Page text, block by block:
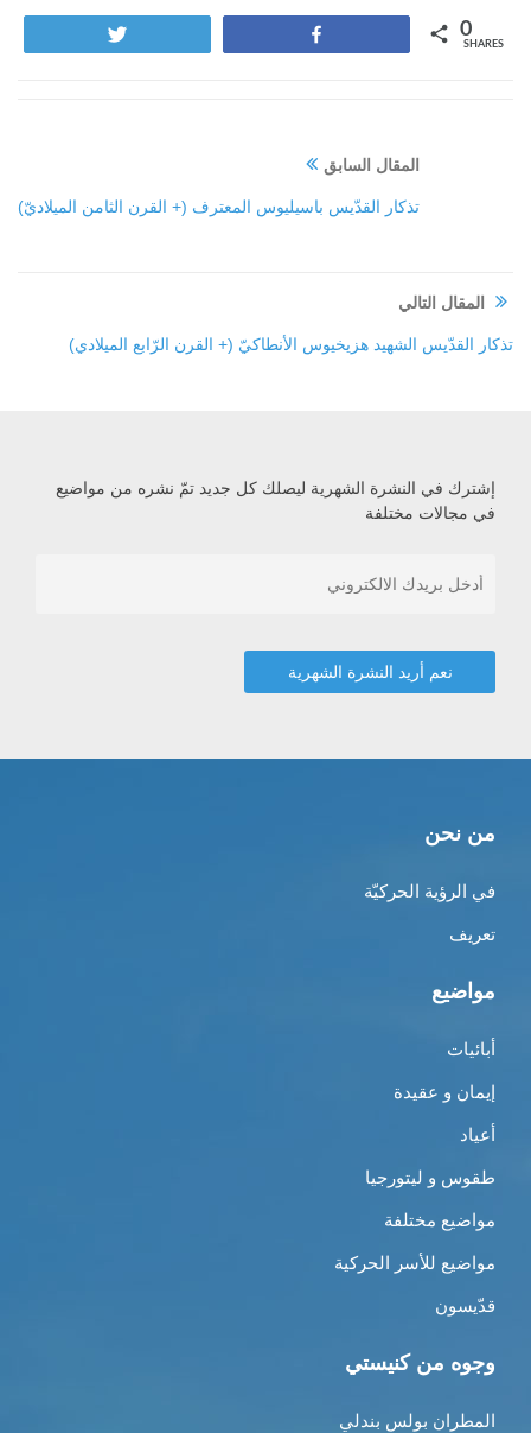
0
SHARES
المقال السابق
تذكار القدّيس باسيليوس المعترف (+ القرن الثامن الميلاديّ)
المقال التالي
تذكار القدّيس الشهيد هزيخيوس الأنطاكيّ (+ القرن الرّابع الميلادي)
إشترك في النشرة الشهرية ليصلك كل جديد تمّ نشره من مواضيع
في مجالات مختلفة
من نحن
في الرؤية الحركيّة
تعريف
مواضيع
أبائيات
إيمان و عقيدة
أعياد
طقوس و ليتورجيا
مواضيع مختلفة
مواضيع للأسر الحركية
قدّيسون
وجوه من كنيستي
المطران بولس بندلي